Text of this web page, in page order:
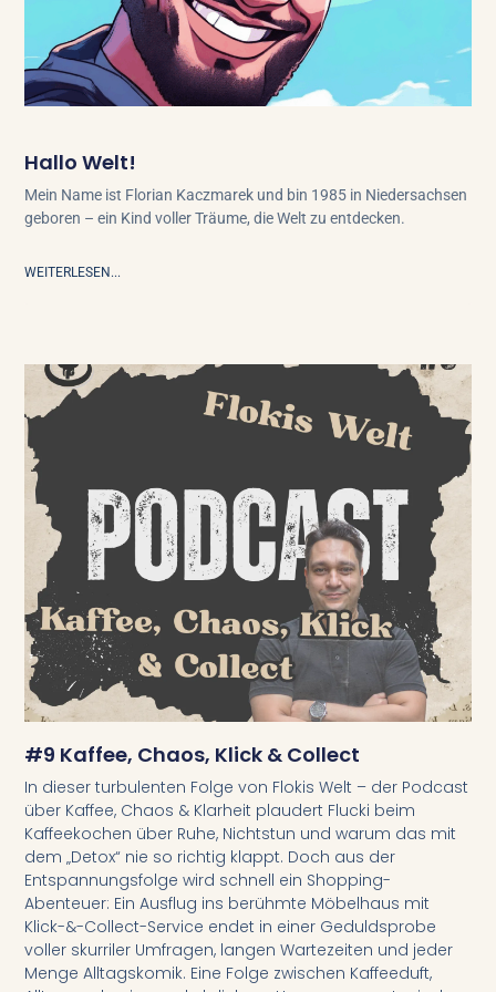
Hallo Welt!
Mein Name ist Florian Kaczmarek und bin 1985 in Niedersachsen
geboren – ein Kind voller Träume, die Welt zu entdecken.
WEITERLESEN...
#9 Kaffee, Chaos, Klick & Collect
In dieser turbulenten Folge von Flokis Welt – der Podcast
über Kaffee, Chaos & Klarheit plaudert Flucki beim
Kaffeekochen über Ruhe, Nichtstun und warum das mit
dem „Detox“ nie so richtig klappt. Doch aus der
Entspannungsfolge wird schnell ein Shopping-
Abenteuer: Ein Ausflug ins berühmte Möbelhaus mit
Klick-&-Collect-Service endet in einer Geduldsprobe
voller skurriler Umfragen, langen Wartezeiten und jeder
Menge Alltagskomik. Eine Folge zwischen Kaffeeduft,